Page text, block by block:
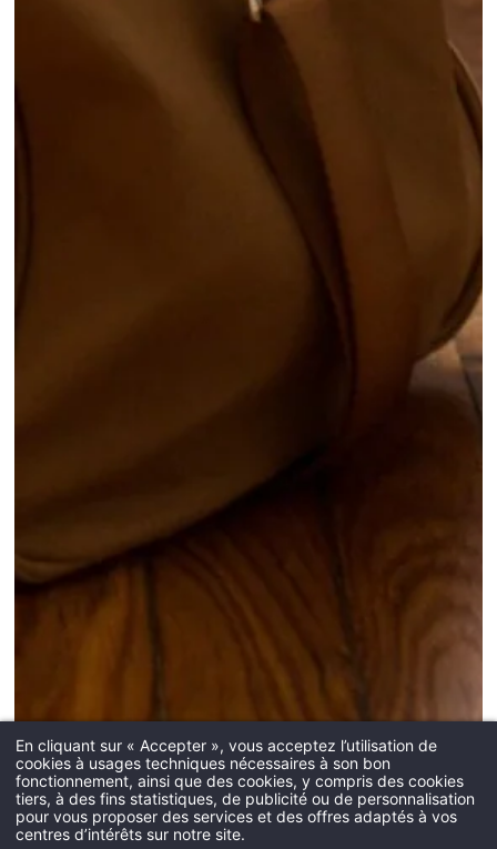
En cliquant sur « Accepter », vous acceptez l’utilisation de
cookies à usages techniques nécessaires à son bon
fonctionnement, ainsi que des cookies, y compris des cookies
tiers, à des fins statistiques, de publicité ou de personnalisation
pour vous proposer des services et des offres adaptés à vos
centres d’intérêts sur notre site.